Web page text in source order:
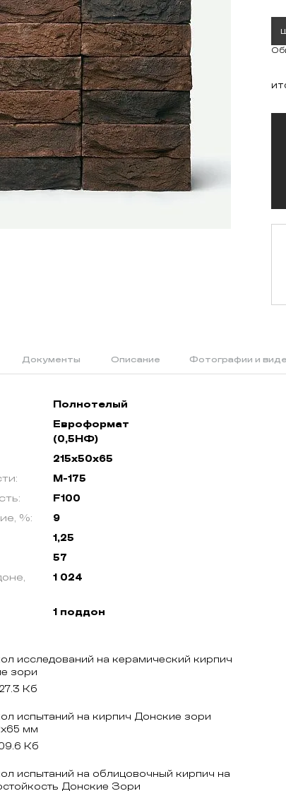
Документы Описание Фотографии и
Полнотелый
Евроформат
(0,5НФ)
215х50х65
М-175
F100
%:
9
1,25
57
1 024
1 поддон
исследований на керамический кирпич
зори
, 627.3 Кб
испытаний на кирпич Донские зори
мм
, 509.6 Кб
испытаний на облицовочный кирпич на
Донские Зори